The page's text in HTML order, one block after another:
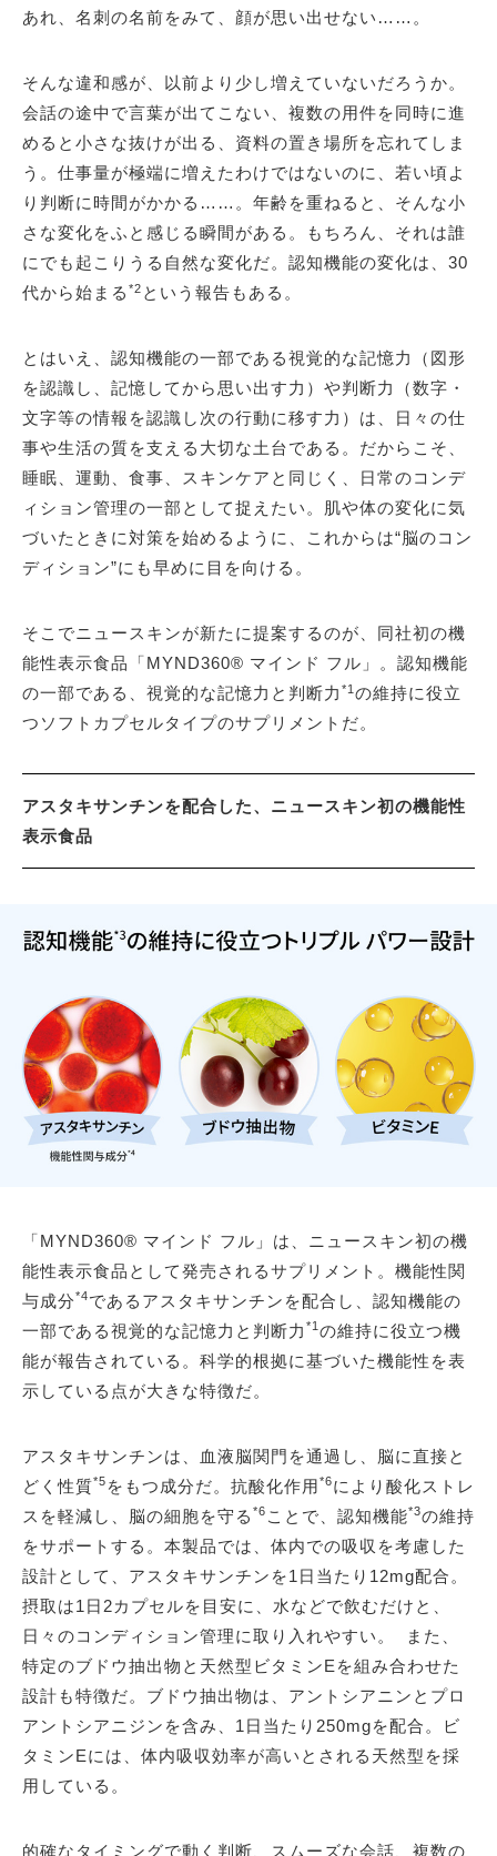
あれ、名刺の名前をみて、顔が思い出せない……。
そんな違和感が、以前より少し増えていないだろうか。
会話の途中で言葉が出てこない、複数の用件を同時に進
めると小さな抜けが出る、資料の置き場所を忘れてしま
う。仕事量が極端に増えたわけではないのに、若い頃よ
り判断に時間がかかる……。年齢を重ねると、そんな小
さな変化をふと感じる瞬間がある。もちろん、それは誰
にでも起こりうる自然な変化だ。認知機能の変化は、30
代から始まる *2 という報告もある。
とはいえ、認知機能の一部である視覚的な記憶力（図形
を認識し、記憶してから思い出す力）や判断力（数字・
文字等の情報を認識し次の行動に移す力）は、日々の仕
事や生活の質を支える大切な土台である。だからこそ、
睡眠、運動、食事、スキンケアと同じく、日常のコンデ
ィション管理の一部として捉えたい。肌や体の変化に気
づいたときに対策を始めるように、これからは“脳のコン
ディション”にも早めに目を向ける。
そこでニュースキンが新たに提案するのが、同社初の機
能性表示食品「MYND360® マインド フル」。認知機能
の一部である、視覚的な記憶力と判断力 *1 の維持に役立
つソフトカプセルタイプのサプリメントだ。
アスタキサンチンを配合した、ニュースキン初の機能性
表示食品
「MYND360® マインド フル」は、ニュースキン初の機
能性表示食品として発売されるサプリメント。機能性関
与成分*4であるアスタキサンチンを配合し、認知機能の
一部である視覚的な記憶力と判断力 *1 の維持に役立つ機
能が報告されている。科学的根拠に基づいた機能性を表
示している点が大きな特徴だ。
アスタキサンチンは、血液脳関門を通過し、脳に直接と
どく性質*5 をもつ成分だ。抗酸化作用*6により酸化ストレ
スを軽減し、脳の細胞を守る *6 ことで、認知機能*3の維持
をサポートする。本製品では、体内での吸収を考慮した
設計として、アスタキサンチンを1日当たり12mg配合。
摂取は1日2カプセルを目安に、水などで飲むだけと、
日々のコンディション管理に取り入れやすい。 また、
特定のブドウ抽出物と天然型ビタミンEを組み合わせた
設計も特徴だ。ブドウ抽出物は、アントシアニンとプロ
アントシアニジンを含み、1日当たり250mgを配合。ビ
タミンEには、体内吸収効率が高いとされる天然型を採
用している。
的確なタイミングで動く判断、スムーズな会話、複数の